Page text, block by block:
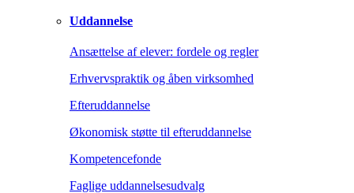
Uddannelse
Ansættelse af elever: fordele og regler
Erhvervspraktik og åben virksomhed
Efteruddannelse
Økonomisk støtte til efteruddannelse
Kompetencefonde
Faglige uddannelsesudvalg